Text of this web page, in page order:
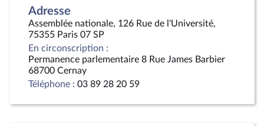
Adresse
Assemblée nationale, 126 Rue de l'Université,
75355 Paris 07 SP
En circonscription :
Permanence parlementaire 8 Rue James Barbier
68700 Cernay
Téléphone : 03 89 28 20 59